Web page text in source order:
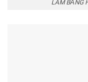
LÀM BẢNG